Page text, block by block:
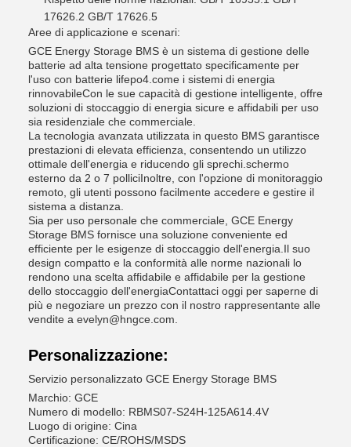
17626.2 GB/T 17626.5
Aree di applicazione e scenari:
GCE Energy Storage BMS è un sistema di gestione delle
batterie ad alta tensione progettato specificamente per
l'uso con batterie lifepo4.come i sistemi di energia
rinnovabileCon le sue capacità di gestione intelligente, offre
soluzioni di stoccaggio di energia sicure e affidabili per uso
sia residenziale che commerciale.
La tecnologia avanzata utilizzata in questo BMS garantisce
prestazioni di elevata efficienza, consentendo un utilizzo
ottimale dell'energia e riducendo gli sprechi.schermo
esterno da 2 o 7 polliciInoltre, con l'opzione di monitoraggio
remoto, gli utenti possono facilmente accedere e gestire il
sistema a distanza.
Sia per uso personale che commerciale, GCE Energy
Storage BMS fornisce una soluzione conveniente ed
efficiente per le esigenze di stoccaggio dell'energia.Il suo
design compatto e la conformità alle norme nazionali lo
rendono una scelta affidabile e affidabile per la gestione
dello stoccaggio dell'energiaContattaci oggi per saperne di
più e negoziare un prezzo con il nostro rappresentante alle
vendite a evelyn@hngce.com.
Personalizzazione:
Servizio personalizzato GCE Energy Storage BMS
Marchio: GCE
Numero di modello: RBMS07-S24H-125A614.4V
Luogo di origine: Cina
Certificazione: CE/ROHS/MSDS